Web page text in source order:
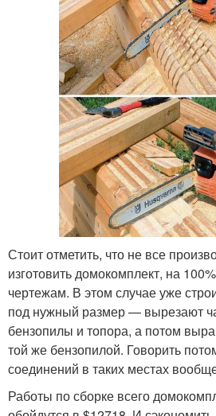
Стоит отметить, что не все
изготовить домокомплект, на
чертежам. В этом случае уже
под нужный размер — вырезают
бензопилы и топора, а потом
той же бензопилой. Говорить
соединений в таких местах
Работы по сборке всего